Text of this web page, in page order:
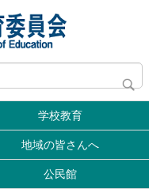
学校教育
地域の皆さんへ
公民館